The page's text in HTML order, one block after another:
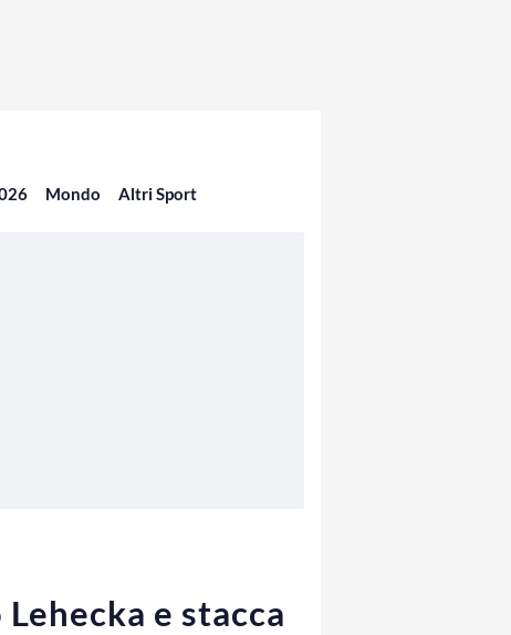
Mondo Altri Sport
e stacca